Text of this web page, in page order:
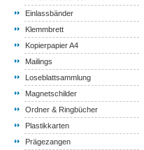
Einlassbänder
Klemmbrett
Kopierpapier A4
Mailings
Loseblattsammlung
Magnetschilder
Ordner & Ringbücher
Plastikkarten
Prägezangen